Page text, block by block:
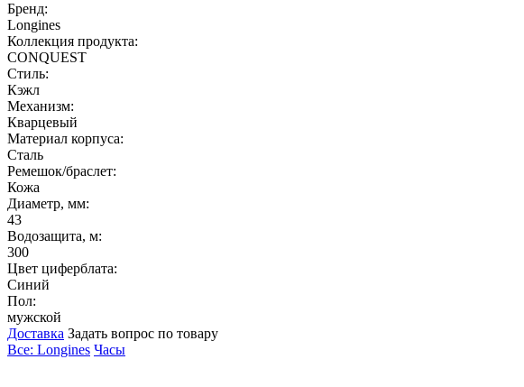
Бренд:
Longines
Коллекция продукта:
CONQUEST
Стиль:
Кэжл
Механизм:
Кварцевый
Материал корпуса:
Сталь
Ремешок/браслет:
Кожа
Диаметр, мм:
43
Водозащита, м:
300
Цвет циферблата:
Синий
Пол:
мужской
Доставка Задать вопрос по товару
Все: Longines Часы